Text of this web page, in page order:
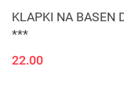
KLAPKI NA BASEN
***
22.00